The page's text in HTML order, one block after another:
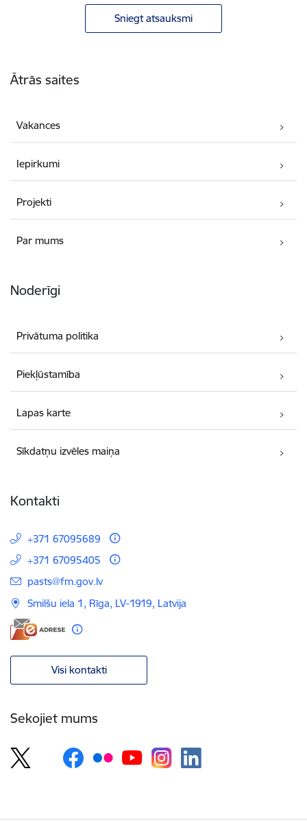
Sniegt atsauksmi
Ātrās saites
Vakances
Iepirkumi
Projekti
Par mums
Noderīgi
Privātuma politika
Piekļūstamība
Lapas karte
Sīkdatņu izvēles maiņa
Kontakti
+371 67095689
+371 67095405
E-pasts:
pasts@fm.gov.lv
Smilšu iela 1, Rīga, LV-1919, Latvija
Visi kontakti
Sekojiet mums